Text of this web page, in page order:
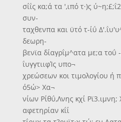
σίΐς κα;ά τα ',ιπό τ·)ς
συν-
ταχθενπα και ϋτό τ-ίΰ
δεωρη-
βενϊα δίαγρΐμ^ατα με;α τοΰ
ΐυγγτιιφΊς υπο¬
χρεώσεων κοι τιμολογίου ή
ό5ώ> Χα¬
νίων Ρίθΰ,Λνης κχί
αφετηρίαν κΐί